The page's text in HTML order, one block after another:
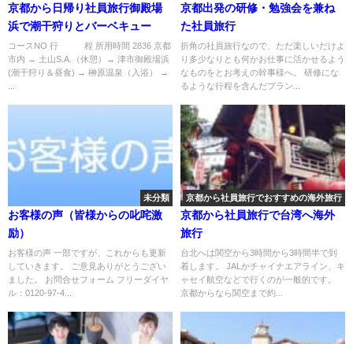
京都から日帰り社員旅行御殿場
浜で潮干狩りとバーベキュー
コースNO 行 程 所用時間 2836 京都
市内 → 土山S.A.（休憩）→ 津市御殿場浜
(潮干狩り＆昼食) → 榊原温泉（入浴） →
京都出発の研修・勉強会を兼ね
た社員旅行
折角の社員旅行なので、ただ楽しいだけよ
り多少なりとも何かお仕事に活かせるよう
なものをとお考えの幹事様へ。 研修にな
るような行程を含んだプラン...
未分類
お客様の声（皆様からの叱咤激
励）
お客様の声 一部ですが、これからも更新
していきます。 ご意見ありがとうござい
ました。 お問合せフォーム フリーダイヤ
ル：0120-97-4...
京都から社員旅行でおすすめの海外旅行
京都から社員旅行で台湾へ海外
旅行
台北へは関空から3時間から3時間半で到
着します。 JALかチャイナエアライン、キ
ャセイ航空などで行くのが一般的です。
京都からなら関空まで約...